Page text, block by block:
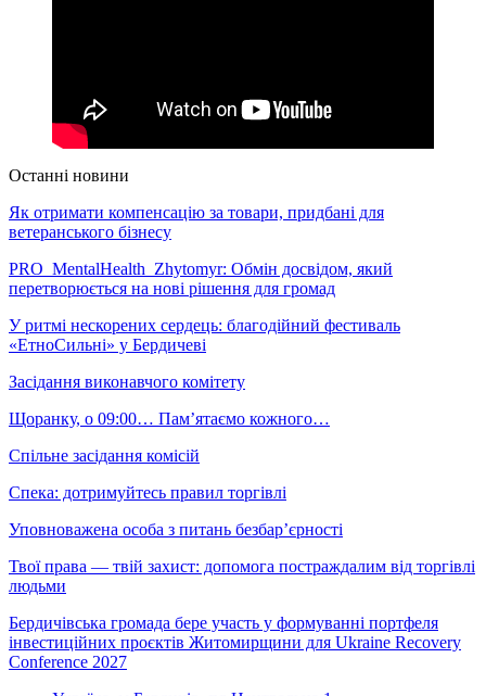
Останні новини
Як отримати компенсацію за товари, придбані для
ветеранського бізнесу
PRO_MentalHealth_Zhytomyr: Обмін досвідом, який
перетворюється на нові рішення для громад
У ритмі нескорених сердець: благодійний фестиваль
«ЕтноСильні» у Бердичеві
Засідання виконавчого комітету
Щоранку, о 09:00… Пам’ятаємо кожного…
Спільне засідання комісій
Спека: дотримуйтесь правил торгівлі
Уповноважена особа з питань безбар’єрності
Твої права — твій захист: допомога постраждалим від торгівлі
людьми
Бердичівська громада бере участь у формуванні портфеля
інвестиційних проєктів Житомирщини для Ukraine Recovery
Conference 2027